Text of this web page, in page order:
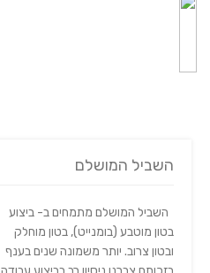
השביל המושלם
השביל המושלם מתמחים ב- ביצוע
בטון מוטבע (בומנייט), בטון מוחלק
ובטון צרוב. יותר משמונה שנים בענף